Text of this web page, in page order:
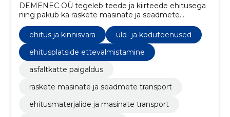
DEMENEC OÜ tegeleb teede ja kiirteede ehitusega
ning pakub ka raskete masinate ja seadmete
transporti ning eritehnika renditeenuseid.
ehitus ja kinnisvara
üld- ja koduteenused
ehitusplatside ettevalmistamine
asfaltkatte paigaldus
raskete masinate ja seadmete transport
ehitusmaterjalide ja masinate transport